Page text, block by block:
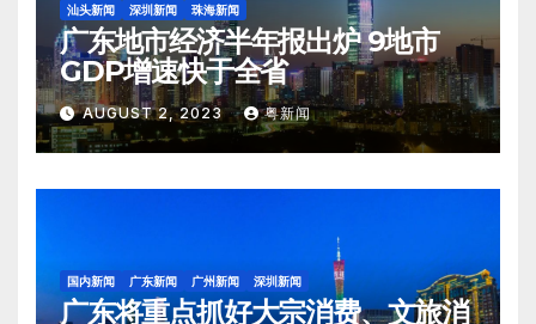
汕头新闻
深圳新闻 珠海新闻
广东地市经济半年报出炉 9地市
GDP增速快于全省
AUGUST 2, 2023 粤新闻
国内新闻 广东新闻 广州新闻 深圳新闻
广东将重点抓好大宗消费、文旅消